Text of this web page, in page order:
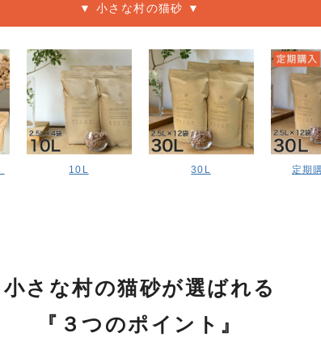
▼ 小さな村の猫砂 ▼
10L 30L 定期
小さな村の猫砂が選ばれる
『３つのポイント』